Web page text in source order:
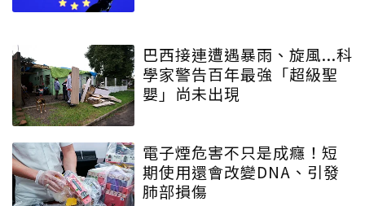
巴西接連遭遇暴雨、旋風...科
學家警告百年最強「超級聖
嬰」尚未出現
電子煙危害不只是成癮！短
期使用還會改變DNA、引發
肺部損傷